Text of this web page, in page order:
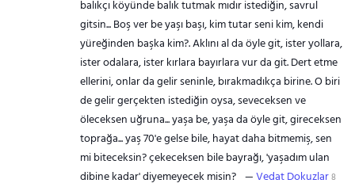
balıkçı köyünde balık tutmak mıdır istediğin, savrul
gitsin... Boş ver be yaşı başı, kim tutar seni kim, kendi
yüreğinden başka kim?. Aklını al da öyle git, ister yollara,
ister odalara, ister kırlara bayırlara vur da git. Dert etme
ellerini, onlar da gelir seninle, bırakmadıkça birine. O biri
de gelir gerçekten istediğin oysa, seveceksen ve
öleceksen uğruna... yaşa be, yaşa da öyle git, gireceksen
toprağa... yaş 70'e gelse bile, hayat daha bitmemiş, sen
mi biteceksin? çekeceksen bile bayrağı, 'yaşadım ulan
dibine kadar' diyemeyecek misin?
Vedat Dokuzlar8